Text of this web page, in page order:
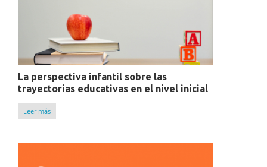
La perspectiva infantil sobre las
trayectorias educativas en el nivel inicial
Leer más